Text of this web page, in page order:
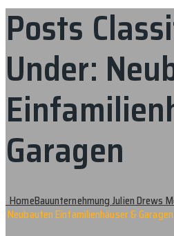
Posts
Under:
Garagen
HomeBauunternehmung Julien Drews
Neubauten Einfamilienhäuser & Garagen